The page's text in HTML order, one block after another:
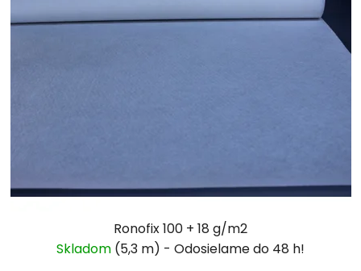
Ronofix 100 + 18 g/m2
Skladom (5,3 m)